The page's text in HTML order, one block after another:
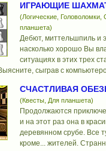
ИГРАЮЩИЕ
(Логические, Головоломки,
планшета)
Дебют, миттельшпиль и
насколько хорошо Вы
ситуациях в этих трех
сыграв с
СЧАСТЛИВАЯ
(Квесты, Для планшета)
Продолжаются
и на этот раз она в
деревянном срубе. Все
кроме... жителей.